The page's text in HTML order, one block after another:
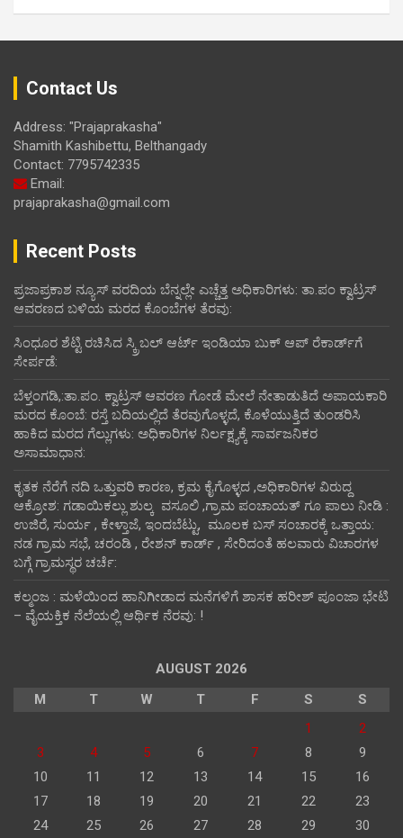
Contact Us
Address: "Prajaprakasha"
Shamith Kashibettu, Belthangady
Contact: 7795742335
Email:
prajaprakasha@gmail.com
Recent Posts
ಪ್ರಜಾಪ್ರಕಾಶ ನ್ಯೂಸ್ ವರದಿಯ ಬೆನ್ನಲ್ಲೇ ಎಚ್ಚೆತ್ತ ಅಧಿಕಾರಿಗಳು: ತಾ.ಪಂ ಕ್ವಾಟ್ರಸ್
ಆವರಣದ ಬಳಿಯ ಮರದ ಕೊಂಬೆಗಳ ತೆರವು:
ಸಿಂಧೂರ ಶೆಟ್ಟಿ ರಚಿಸಿದ ಸ್ಕ್ರಿಬಲ್ ಆರ್ಟ್ ಇಂಡಿಯಾ ಬುಕ್ ಆಪ್ ರೆಕಾರ್ಡ್‌ಗೆ
ಸೇರ್ಪಡೆ:
ಬೆಳ್ತಂಗಡಿ,:ತಾ.ಪಂ‌. ಕ್ವಾಟ್ರಸ್ ಆವರಣ ಗೋಡೆ ಮೇಲೆ ನೇತಾಡುತಿದೆ ಅಪಾಯಕಾರಿ
ಮರದ ಕೊಂಬೆ: ರಸ್ತೆ ಬದಿಯಲ್ಲಿದೆ ತೆರವುಗೊಳ್ಳದೆ, ಕೊಳೆಯುತ್ತಿದೆ ತುಂಡರಿಸಿ
ಹಾಕಿದ ಮರದ ಗೆಲ್ಲುಗಳು: ಅಧಿಕಾರಿಗಳ ನಿರ್ಲಕ್ಷ್ಯಕ್ಕೆ ಸಾರ್ವಜನಿಕರ
ಅಸಾಮಾಧಾನ:
ಕೃತಕ ನೆರೆಗೆ ನದಿ ಒತ್ತುವರಿ ಕಾರಣ, ಕ್ರಮ ಕೈಗೊಳ್ಳದ ,ಅಧಿಕಾರಿಗಳ ವಿರುದ್ದ
ಆಕ್ರೋಶ: ಗಡಾಯಿಕಲ್ಲು ಶುಲ್ಕ ವಸೂಲಿ ,ಗ್ರಾಮ ಪಂಚಾಯತ್ ಗೂ ಪಾಲು ನೀಡಿ :
ಉಜಿರೆ, ಸುರ್ಯ , ಕೇಳ್ತಾಜೆ, ಇಂದಬೆಟ್ಟು, ಮೂಲಕ ಬಸ್ ಸಂಚಾರಕ್ಕೆ ಒತ್ತಾಯ:
ನಡ ಗ್ರಾಮ ಸಭೆ, ಚರಂಡಿ , ರೇಶನ್ ಕಾರ್ಡ್ , ಸೇರಿದಂತೆ ಹಲವಾರು ವಿಚಾರಗಳ
ಬಗ್ಗೆ ಗ್ರಾಮಸ್ಥರ ಚರ್ಚೆ:
ಕಲ್ಮಂಜ : ಮಳೆಯಿಂದ ಹಾನಿಗೀಡಾದ ಮನೆಗಳಿಗೆ ಶಾಸಕ ಹರೀಶ್ ಪೂಂಜಾ ಭೇಟಿ
– ವೈಯಕ್ತಿಕ ನೆಲೆಯಲ್ಲಿ ಆರ್ಥಿಕ‌ ನೆರವು: !
AUGUST 2026
M
T W T F S
S
1
2
3
4 5 6 7 8
9
10
11 12 13 14 15
16
17
18 19 20 21 22
23
24
25 26 27 28 29 30